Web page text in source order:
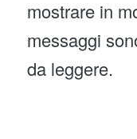
mostrare in
messaggi
da leggere.